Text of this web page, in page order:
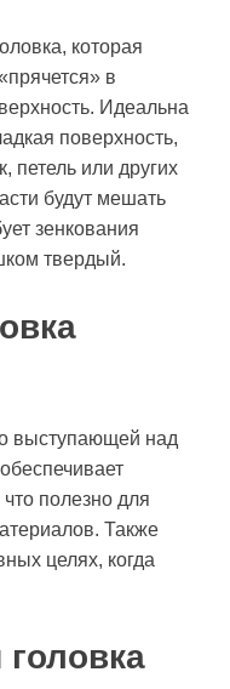
которая
в
Идеальна
поверхность,
петель или других
будут мешать
зенкования
твердый.
выступающей над
полезно для
Также
целях, когда